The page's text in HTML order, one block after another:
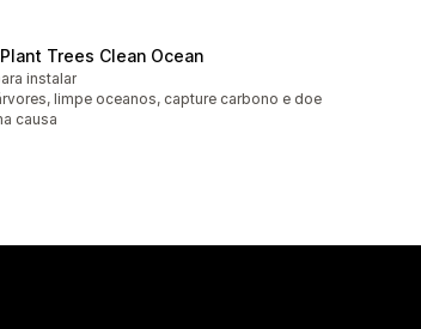
Trees Clean Ocean
instalar
limpe oceanos, capture carbono e doe
causa